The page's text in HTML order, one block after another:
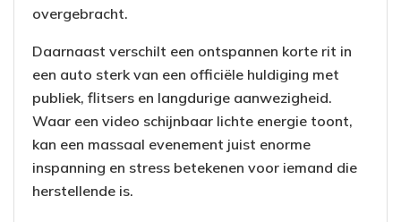
overgebracht.
Daarnaast verschilt een ontspannen korte rit in
een auto sterk van een officiële huldiging met
publiek, flitsers en langdurige aanwezigheid.
Waar een video schijnbaar lichte energie toont,
kan een massaal evenement juist enorme
inspanning en stress betekenen voor iemand die
herstellende is.